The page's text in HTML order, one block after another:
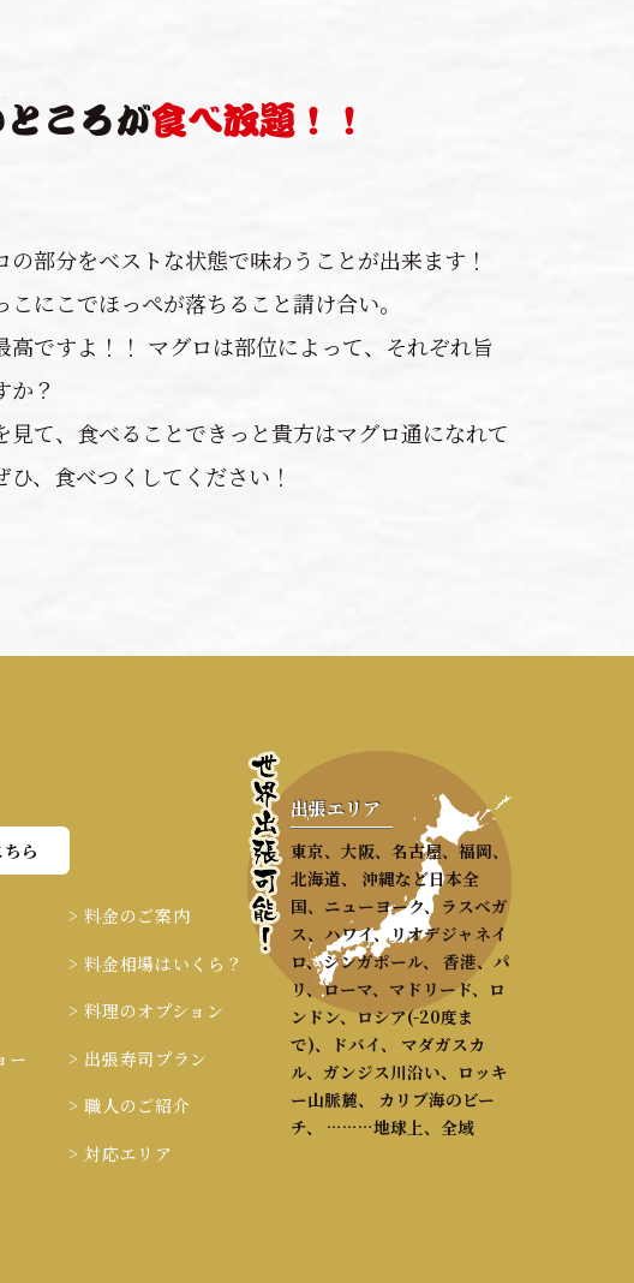
ころが食べ放題！！
部分をベストな状態で味わうことが出来ます！
にこでほっぺが落ちること請け合い。
高ですよ！！ マグロは部位によって、それぞれ旨
か？
見て、食べることできっと貴方はマグロ通になれて
、食べつくしてください！
ら
ー
> 料金のご案内
> 料金相場はいくら？
> 料理のオプション
> 出張寿司プラン
> 職人のご紹介
> 対応エリア
出張エリア
東京、大阪、名古屋、福岡、
北海道、 沖縄など日本全
国、ニューヨーク、ラスベガ
ス、ハワイ、リオデジャネイ
ロ、シンガポール、 香港、パ
リ、ローマ、マドリード、ロ
ンドン、ロシア(-20度ま
で)、ドバイ、 マダガスカ
ル、ガンジス川沿い、ロッキ
ー山脈麓、 カリブ海のビー
チ、 ………地球上、全域